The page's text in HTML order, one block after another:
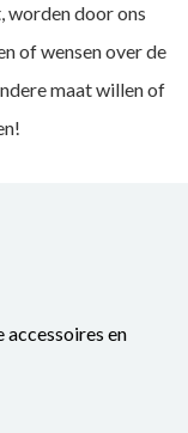
worden door ons
of wensen over de
maat willen of
accessoires en